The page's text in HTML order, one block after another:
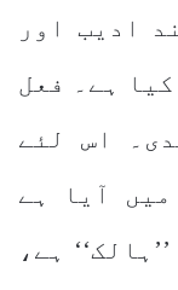
ادیب اور
ہے۔ فعل
اس لئے
میں آیا ہے
ہے،